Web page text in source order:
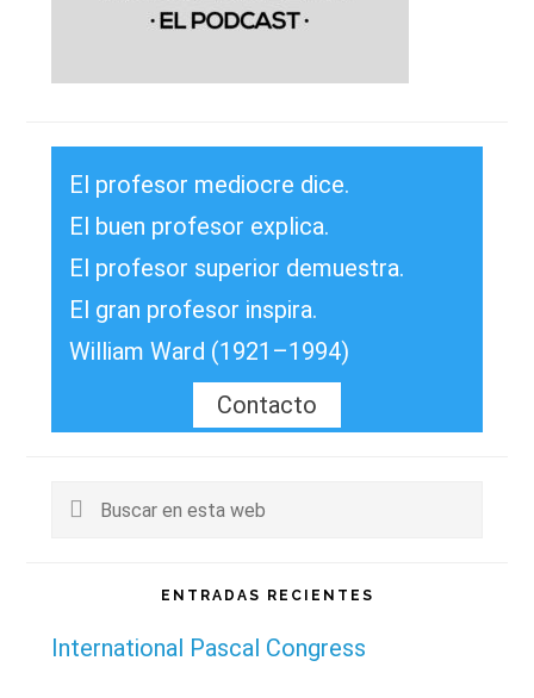
El profesor mediocre dice.
El buen profesor explica.
El profesor superior demuestra.
El gran profesor inspira.
William Ward (1921–1994)
Contacto
Buscar
ENTRADAS RECIENTES
International Pascal Congress